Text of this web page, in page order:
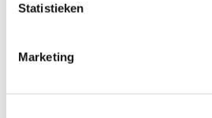
Statistieken
Marketing
Corvo